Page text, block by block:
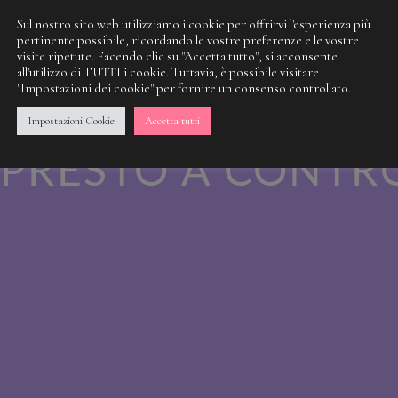
NOSTRA
QUALCOSA DI
PRESTO A
Sul nostro sito web utilizziamo i cookie per offrirvi l'esperienza più
pertinente possibile, ricordando le vostre preferenze e le vostre
visite ripetute. Facendo clic su "Accetta tutto", si acconsente
all'utilizzo di TUTTI i cookie. Tuttavia, è possibile visitare
"Impostazioni dei cookie" per fornire un consenso controllato.
Impostazioni Cookie Accetta tutti